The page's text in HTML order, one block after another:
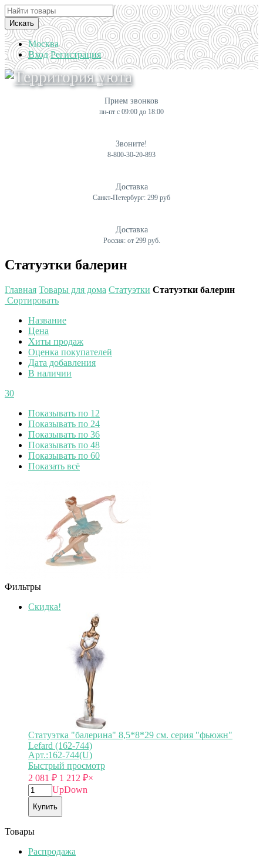
Искать
Москва
Вход Регистрация
Прием звонков
пн-пт с 09:00 до 18:00
Звоните!
8-800-30-20-893
Доставка
Санкт-Петербург: 299 руб
Доставка
Россия: от 299 руб.
Статуэтки балерин
Главная Товары для дома Статуэтки Статуэтки балерин
Сортировать
Название
Цена
Хиты продаж
Оценка покупателей
Дата добавления
В наличии
30
Показывать по 12
Показывать по 24
Показывать по 36
Показывать по 48
Показывать по 60
Показать всё
Фильтры
Скидка!
Статуэтка "балерина" 8,5*8*29 см. серия "фьюжн"
Lefard (162-744)
Арт.:162-744(U)
Быстрый просмотр
2 081 ₽ 1 212 ₽×
UpDown
Купить
Товары
Распродажа